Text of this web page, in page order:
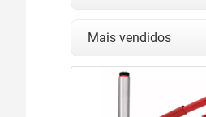
Mais vendidos